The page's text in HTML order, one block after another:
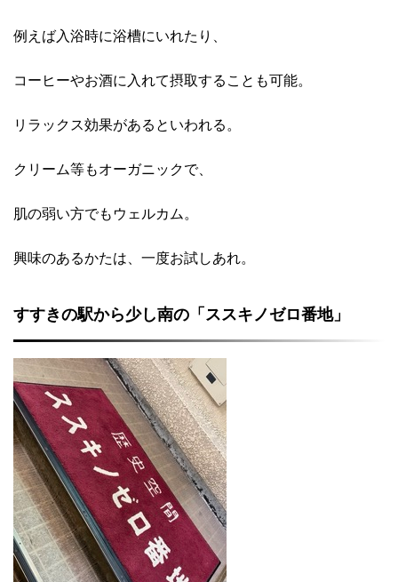
例えば入浴時に浴槽にいれたり、
コーヒーやお酒に入れて摂取することも可能。
リラックス効果があるといわれる。
クリーム等もオーガニックで、
肌の弱い方でもウェルカム。
興味のあるかたは、一度お試しあれ。
すすきの駅から少し南の「ススキノゼロ番地」